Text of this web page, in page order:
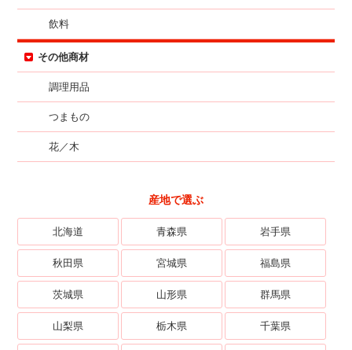
飲料
その他商材
調理用品
つまもの
花／木
産地で選ぶ
北海道 青森県 岩手県
秋田県 宮城県 福島県
茨城県 山形県 群馬県
山梨県 栃木県 千葉県